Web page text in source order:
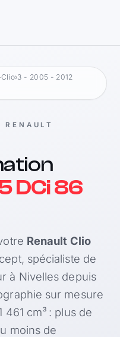
Clio›3 - 2005 - 2012
RENAULT
DCi 86
Renault Clio
spécialiste de
à Nivelles depuis
sur mesure
cm³ : plus de
moins de